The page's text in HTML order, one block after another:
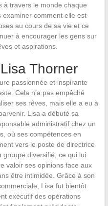
à travers le monde chaque
examiner comment elle est
au cours de sa vie et ce
à encourager les gens sur
et aspirations.
Thorner
passionnée et inspirante
Cela n’a pas empêché
ses rêves, mais elle a eu à
Lisa a débuté sa
administratif chez un
où ses compétences en
vers le poste de directrice
groupe diversifié, ce qui lui
valoir ses opinions face aux
être intimidée. Grâce à son
Lisa fut bientôt
exécutif des opérations